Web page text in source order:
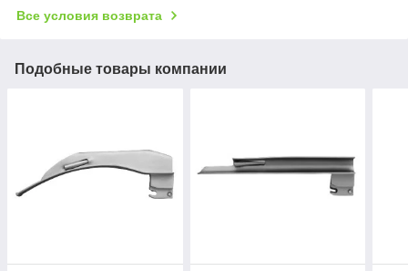
Все условия возврата
Подобные товары компании